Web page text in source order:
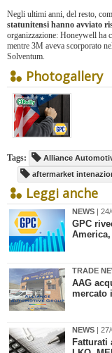
Negli ultimi anni, del resto,
statunitensi hanno avviato
organizzazione: Honeywell ha
mentre 3M aveva scorporato
Solventum.
Photogallery
Tags: Alliance
aftermarket
Leggi anche
NEWS |
​GPC
TRADE
​AAG
mercato
NEWS |
​Fatturati